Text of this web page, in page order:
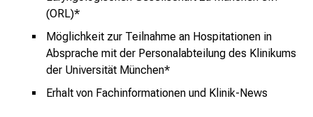
(ORL)*
Möglichkeit zur Teilnahme an Hospitationen in
Absprache mit der Personalabteilung des Klinikums
der Universität München*
Erhalt von Fachinformationen und Klinik-News